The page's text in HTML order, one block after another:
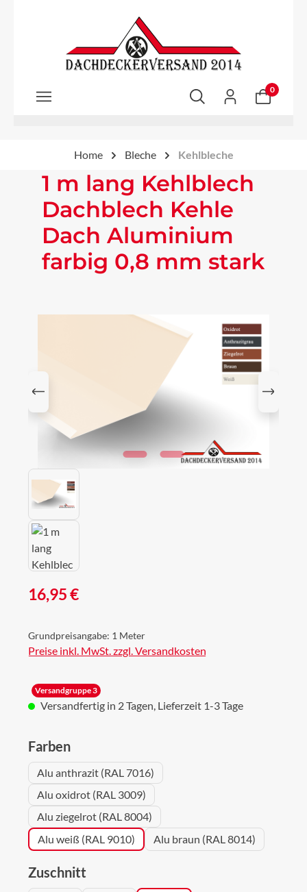
Zum Hauptinhalt springen
0
Home Bleche Kehlbleche
1 m lang Kehlblech
Dachblech Kehle
Dach Aluminium
farbig 0,8 mm stark
Bildergalerie überspringen
Regulärer Preis:
16,95 €
Grundpreisangabe: 1 Meter
Preise inkl. MwSt. zzgl. Versandkosten
Versandgruppe 3
Versandfertig in 2 Tagen, Lieferzeit 1-3 Tage
Farbenauswählen
Alu anthrazit (RAL 7016)
Alu oxidrot (RAL 3009)
Alu ziegelrot (RAL 8004)
Alu weiß (RAL 9010)
Alu braun (RAL 8014)
Zuschnitt